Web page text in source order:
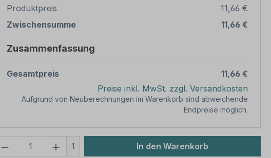
Produktpreis
11,66 €
Zwischensumme
11,66 €
Zusammenfassung
Gesamtpreis
11,66 €
Preise inkl. MwSt. zzgl. Versandkosten
Aufgrund von Neuberechnungen im Warenkorb sind abweichende
Endpreise möglich.
Produkt Anzahl: Gib den gewünschten Wert
1 In den Warenkorb